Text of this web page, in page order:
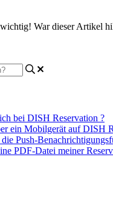
War dieser Artikel
bei DISH Reservation ?
ein Mobilgerät auf DISH
Push-
PDF-Datei meiner